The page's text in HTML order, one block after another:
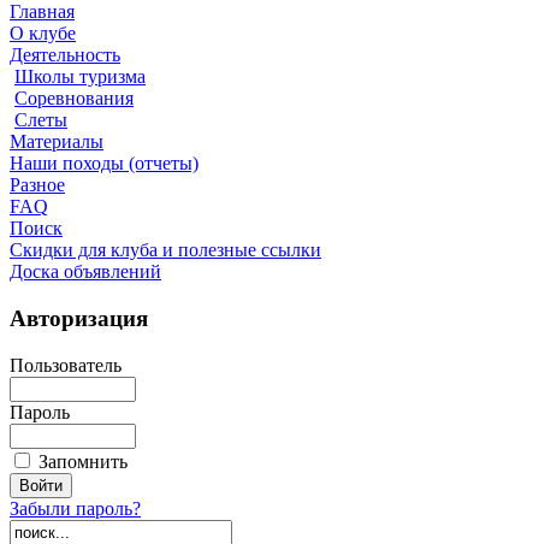
Главная
О клубе
Деятельность
Школы туризма
Соревнования
Слеты
Материалы
Наши походы (отчеты)
Разное
FAQ
Поиск
Скидки для клуба и полезные ссылки
Доска объявлений
Авторизация
Пользователь
Пароль
Запомнить
Забыли пароль?